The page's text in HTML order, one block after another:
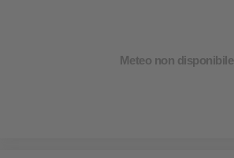
Meteo non disponibile